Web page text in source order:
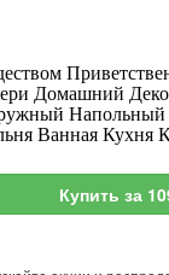
Домашний
Напольный
Ванная Кухня
Купить за